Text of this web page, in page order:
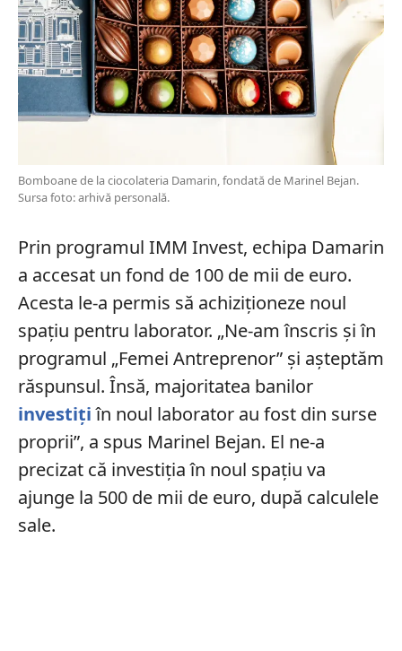
Bomboane de la ciocolateria Damarin, fondată de Marinel Bejan.
Sursa foto: arhivă personală.
Prin programul IMM Invest, echipa Damarin
a accesat un fond de 100 de mii de euro.
Acesta le-a permis să achiziționeze noul
spațiu pentru laborator. „Ne-am înscris și în
programul „Femei Antreprenor” și așteptăm
răspunsul. Însă, majoritatea banilor
investițiîn noul laborator au fost din surse
proprii”, a spus Marinel Bejan. El ne-a
precizat că investiția în noul spațiu va
ajunge la 500 de mii de euro, după calculele
sale.